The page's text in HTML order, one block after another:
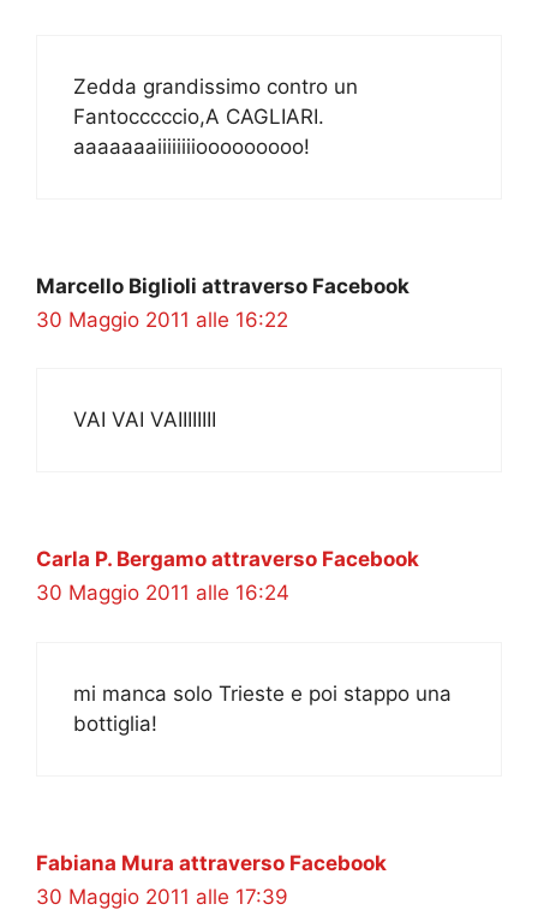
Zedda grandissimo contro un
Fantocccccio,A CAGLIARI.
aaaaaaaiiiiiiiiooooooooo!
Marcello Biglioli attraverso Facebook
30 Maggio 2011 alle 16:22
VAI VAI VAIIIIIIII
Carla P. Bergamo attraverso Facebook
30 Maggio 2011 alle 16:24
mi manca solo Trieste e poi stappo una
bottiglia!
Fabiana Mura attraverso Facebook
30 Maggio 2011 alle 17:39